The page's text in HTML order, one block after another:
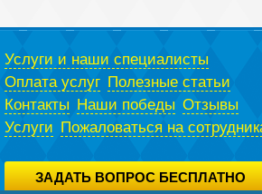
Услуги и наши специалисты
Оплата услуг Полезные статьи
Контакты Наши победы Отзывы
Услуги Пожаловаться на
ЗАДАТЬ ВОПРОС БЕСПЛАТНО